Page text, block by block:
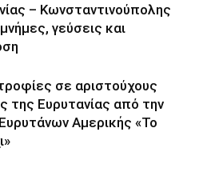
– Κωνσταντινούπολης
γεύσεις και
σε αριστούχους
της Ευρυτανίας από την
Αμερικής «Το